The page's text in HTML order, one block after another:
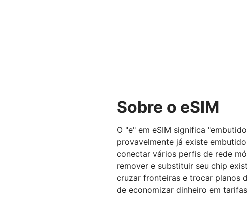
Sobre o eSIM
O "e" em eSIM significa
provavelmente já existe
conectar vários perfis de rede
remover e substituir seu chip
cruzar fronteiras e trocar planos
de economizar dinheiro em